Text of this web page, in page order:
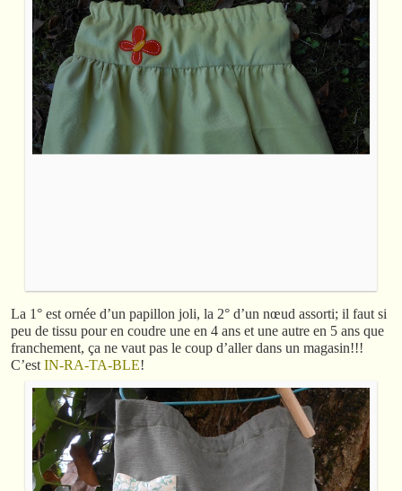
La 1° est ornée d’un papillon joli, la 2° d’un nœud assorti; il faut si
peu de tissu pour en coudre une en 4 ans et une autre en 5 ans que
franchement, ça ne vaut pas le coup d’aller dans un magasin!!!
C’est IN-RA-TA-BLE!